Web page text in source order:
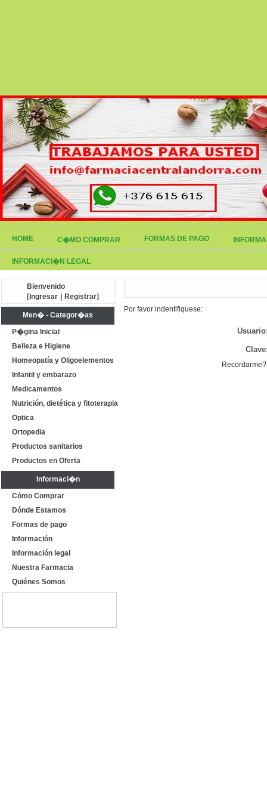
HOME C�MO COMPRAR FORMAS DE PAGO
INFORMACI�N LEGAL
Bienvenido
[ Ingresar Registrar]
Men� - Categor�as
P�gina Inicial
Belleza e Higiene
Homeopatía y Oligoelementos
Infantil y embarazo
Medicamentos
Nutrición, dietética y fitoterapia
Optica
Ortopedia
Productos sanitarios
Productos en Oferta
Informaci�n
Cómo Comprar
Dónde Estamos
Formas de pago
Información
Información legal
Nuestra Farmacia
Quiénes Somos
Por favor indentifiquese:
Recordarme?